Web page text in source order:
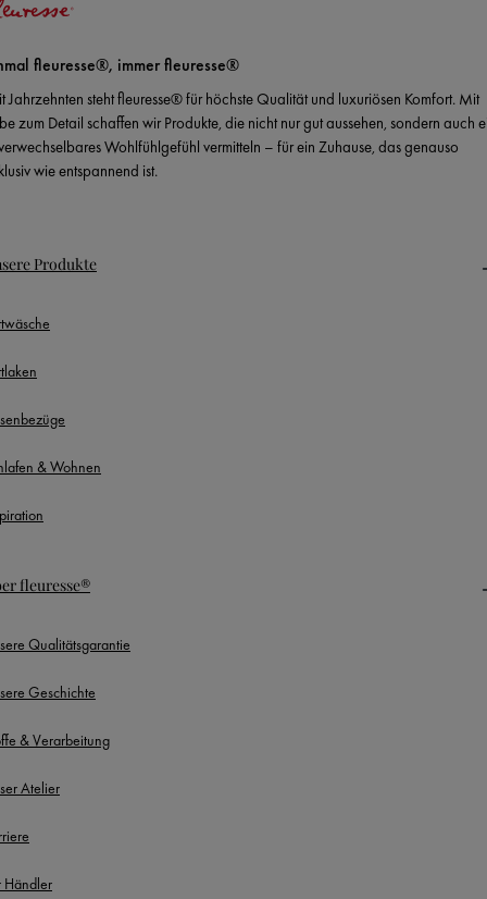
fleuresse®, immer fleuresse®
Jahrzehnten steht fleuresse® für höchste Qualität und luxuriösen Komfort. Mit
zum Detail schaffen wir Produkte, die nicht nur gut aussehen, sondern auch
Wohlfühlgefühl vermitteln – für ein Zuhause, das genauso
wie entspannend ist.
Produkte
& Wohnen
fleuresse®
Qualitätsgarantie
Geschichte
& Verarbeitung
Atelier
Händler